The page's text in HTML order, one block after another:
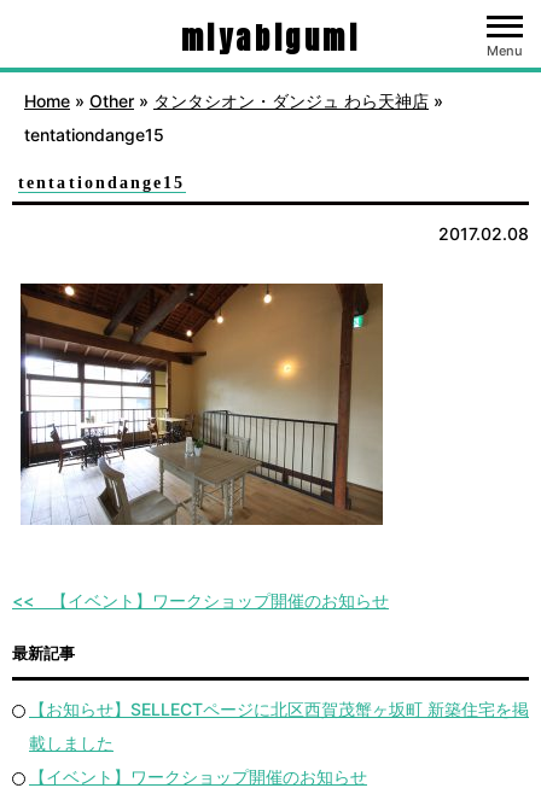
miyabigumi Menu
Home » Other » タンタシオン・ダンジュ わら天神店 »
tentationdange15
tentationdange15
2017.02.08
【イベント】ワークショップ開催のお知らせ
最新記事
【お知らせ】SELLECTページに北区西賀茂蟹ヶ坂町 新築住宅を掲
載しました
【イベント】ワークショップ開催のお知らせ